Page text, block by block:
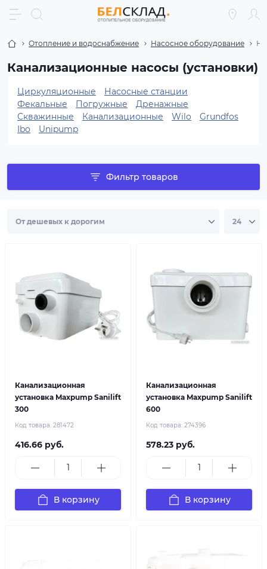
Отопление и водоснабжение Насосное оборудование
Канализационные насосы (установки)
Циркуляционные
Насосные станции
Фекальные
Погружные
Дренажные
Скважинные
Канализационные Wilo
Grundfos
Ibo
Unipump
Фильтр товаров
Канализационная
установка Maxpump Sanilift
300
Код товара: 281472
416.66 руб.
В корзину
Канализационная
установка Maxpump Sanilift
600
Код товара: 274396
578.23 руб.
В корзину